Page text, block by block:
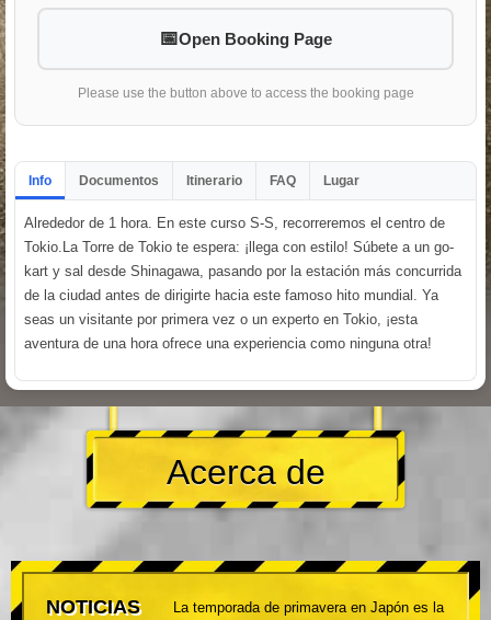
Open Booking Page
Please use the button above to access the booking page
Info Documentos Itinerario FAQ Lugar
Alrededor de 1 hora. En este curso S-S, recorreremos el centro de
Tokio.La Torre de Tokio te espera: ¡llega con estilo! Súbete a un go-
kart y sal desde Shinagawa, pasando por la estación más concurrida
de la ciudad antes de dirigirte hacia este famoso hito mundial. Ya
seas un visitante por primera vez o un experto en Tokio, ¡esta
aventura de una hora ofrece una experiencia como ninguna otra!
Acerca de
NOTICIAS
La temporada de primavera en Japón es la